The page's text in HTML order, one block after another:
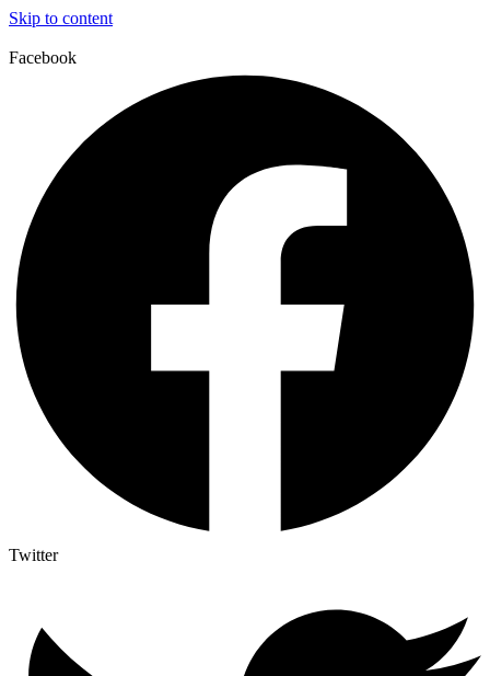
Skip to content
Facebook
Twitter